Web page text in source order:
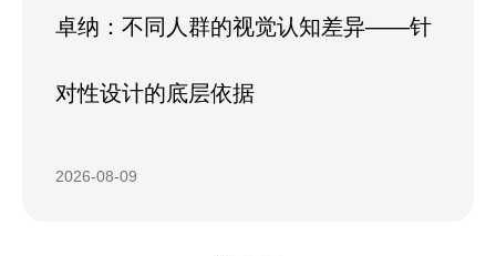
卓纳：不同人群的视觉认知差异——针
对性设计的底层依据
2026-08-09